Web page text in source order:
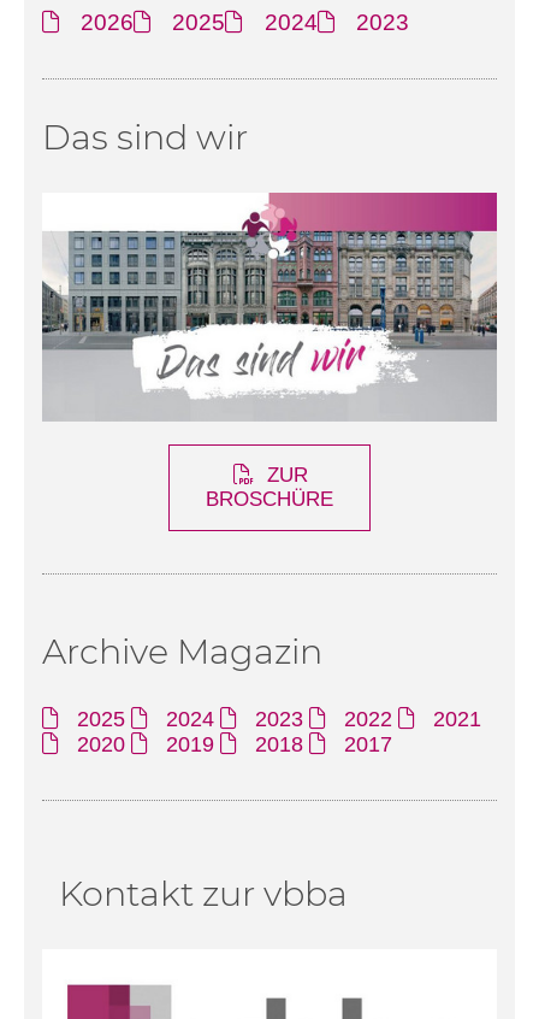
2026 2025 2024 2023
Das sind wir
ZUR
BROSCHÜRE
Archive Magazin
2025 2024 2023 2022
2021
2020
2019 2018 2017
Kontakt zur vbba